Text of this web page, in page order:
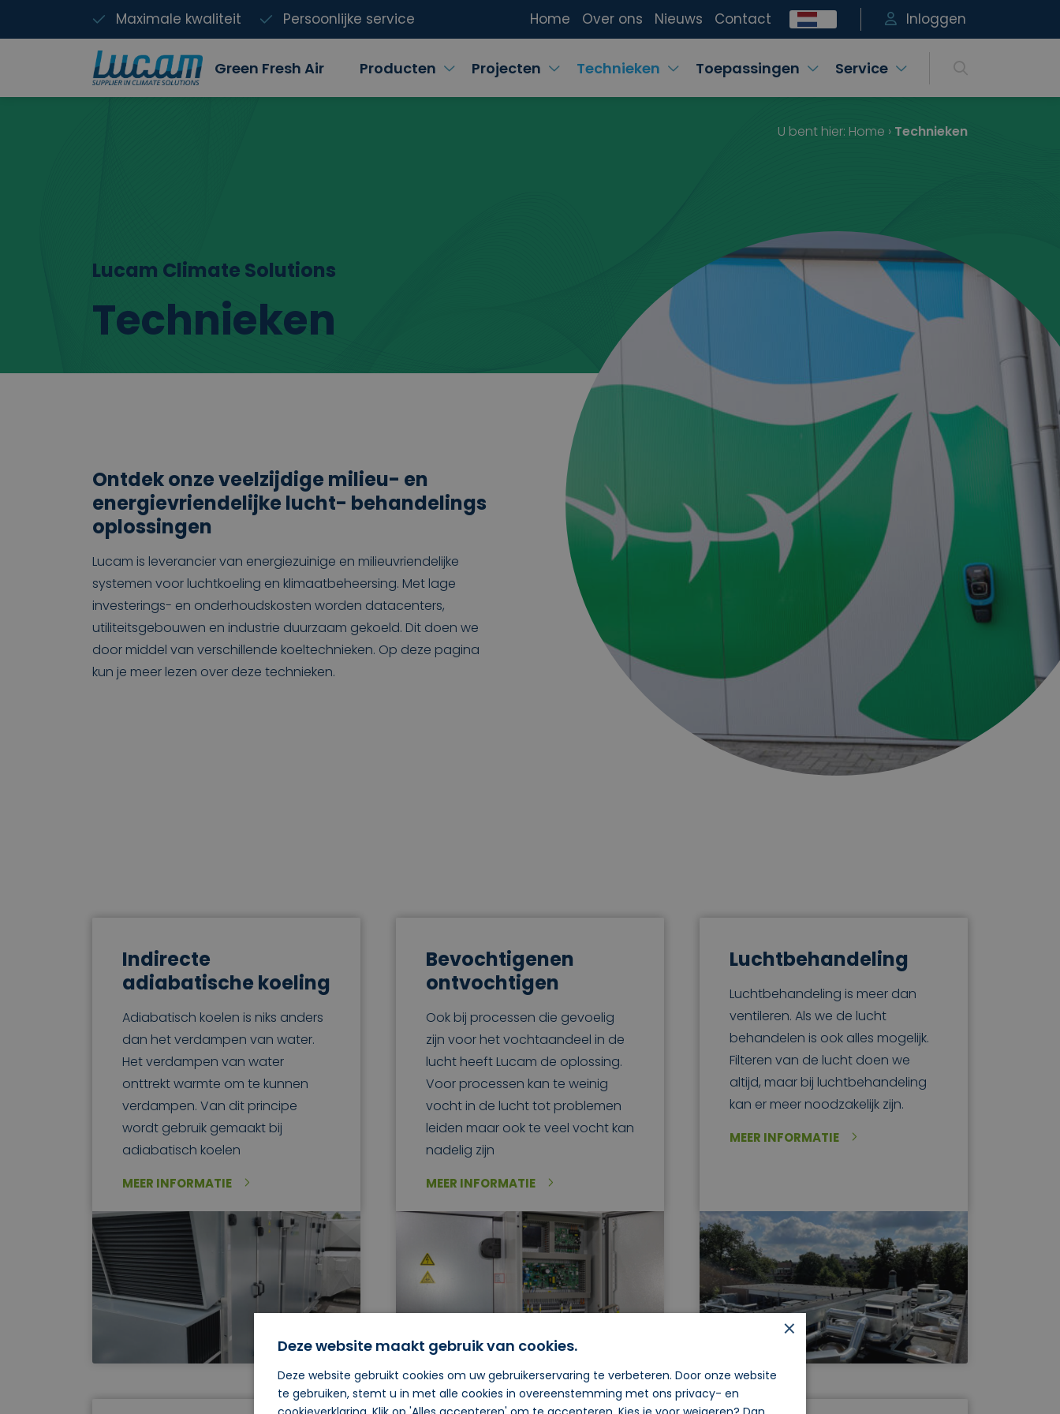
Maximale kwaliteit Persoonlijke service Home Over ons Nieuws Contact Inloggen
Green Fresh Air Producten Projecten Technieken Toepassingen Service
Lucam Climate Solutions
Technieken
U bent hier: Home › Technieken
Ontdek onze veelzijdige milieu- en
energievriendelijke lucht- behandelings
oplossingen
Lucam is leverancier van energiezuinige en milieuvriendelijke
systemen voor luchtkoeling en klimaatbeheersing. Met lage
investerings- en onderhoudskosten worden datacenters,
utiliteitsgebouwen en industrie duurzaam gekoeld. Dit doen we
door middel van verschillende koeltechnieken. Op deze pagina
kun je meer lezen over deze technieken.
Indirecte
adiabatische koeling
Adiabatisch koelen is niks anders
dan het verdampen van water.
Het verdampen van water
onttrekt warmte om te kunnen
verdampen. Van dit principe
wordt gebruik gemaakt bij
adiabatisch koelen
MEER INFORMATIE
Bevochtigenen
ontvochtigen
Ook bij processen die gevoelig
zijn voor het vochtaandeel in de
lucht heeft Lucam de oplossing.
Voor processen kan te weinig
vocht in de lucht tot problemen
leiden maar ook te veel vocht kan
nadelig zijn
MEER INFORMATIE
Luchtbehandeling
Luchtbehandeling is meer dan
ventileren. Als we de lucht
behandelen is ook alles mogelijk.
Filteren van de lucht doen we
altijd, maar bij luchtbehandeling
kan er meer noodzakelijk zijn.
MEER INFORMATIE
×
Deze website maakt gebruik van cookies.
Deze website gebruikt cookies om uw gebruikerservaring te verbeteren. Door onze website
te gebruiken, stemt u in met alle cookies in overeenstemming met ons privacy- en